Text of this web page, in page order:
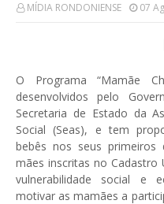
MÍDIA RONDONIENSE 07
O Programa “Mamãe
desenvolvidos pelo
Secretaria de Estado da
Social (Seas), e tem
bebês nos seus primeiros
mães inscritas no Cadastro
vulnerabilidade social e
motivar as mamães a